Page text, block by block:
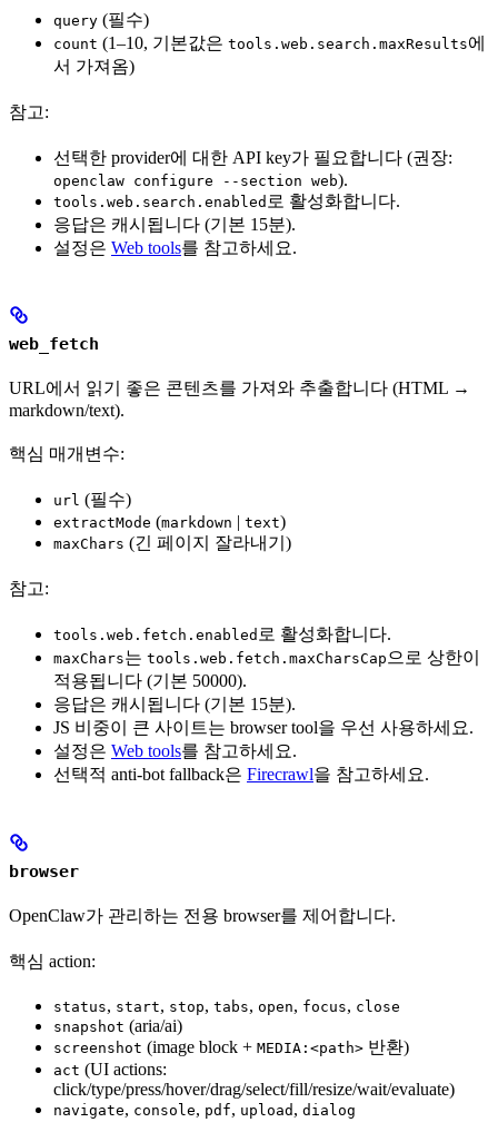
query (필수)
count (1–10, 기본값은 tools.web.search.maxResults에
서 가져옴)
참고:
선택한 provider에 대한 API key가 필요합니다 (권장:
openclaw configure --section web).
tools.web.search.enabled 로 활성화합니다.
응답은 캐시됩니다 (기본 15분).
설정은 Web tools를 참고하세요.
web_fetch
URL에서 읽기 좋은 콘텐츠를 가져와 추출합니다 (HTML →
markdown/text).
핵심 매개변수:
url (필수)
extractMode (markdown | text)
maxChars (긴 페이지 잘라내기)
참고:
tools.web.fetch.enabled 로 활성화합니다.
maxChars는 tools.web.fetch.maxCharsCap 으로 상한이
적용됩니다 (기본 50000).
응답은 캐시됩니다 (기본 15분).
JS 비중이 큰 사이트는 browser tool을 우선 사용하세요.
설정은 Web tools를 참고하세요.
선택적 anti-bot fallback은 Firecrawl을 참고하세요.
browser
OpenClaw가 관리하는 전용 browser를 제어합니다.
핵심 action:
status, start, stop, tabs, open, focus, close
snapshot (aria/ai)
screenshot (image block + MEDIA:<path> 반환)
act (UI actions:
click/type/press/hover/drag/select/fill/resize/wait/evaluate)
navigate, console, pdf, upload , dialog